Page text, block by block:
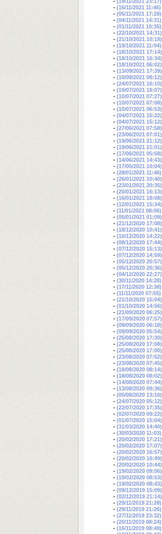
- (16/11/2021 11:46)
- (05/11/2021 17:28)
- (04/11/2021 14:31)
- (01/11/2021 10:35)
- (22/10/2021 14:31)
- (21/10/2021 10:18)
- (19/10/2021 11:04)
- (18/10/2021 17:14)
- (18/10/2021 16:34)
- (18/10/2021 06:02)
- (13/09/2021 17:39)
- (10/09/2021 08:12)
- (24/07/2021 16:10)
- (19/07/2021 18:07)
- (10/07/2021 07:27)
- (10/07/2021 07:08)
- (10/07/2021 06:53)
- (04/07/2021 15:22)
- (04/07/2021 15:12)
- (27/06/2021 07:58)
- (23/06/2021 07:01)
- (19/06/2021 21:12)
- (19/06/2021 21:01)
- (17/06/2021 05:58)
- (14/06/2021 14:43)
- (17/05/2021 10:04)
- (28/01/2021 11:46)
- (26/01/2021 10:40)
- (23/01/2021 20:35)
- (20/01/2021 16:13)
- (16/01/2021 18:08)
- (12/01/2021 15:34)
- (11/01/2021 08:06)
- (05/01/2021 01:09)
- (21/12/2020 17:08)
- (18/12/2020 10:41)
- (10/12/2020 14:22)
- (08/12/2020 17:44)
- (07/12/2020 15:13)
- (07/12/2020 14:59)
- (05/12/2020 20:57)
- (05/12/2020 20:36)
- (04/12/2020 22:27)
- (30/11/2020 14:28)
- (17/11/2020 12:38)
- (11/11/2020 07:55)
- (21/10/2020 15:04)
- (01/10/2020 14:56)
- (21/09/2020 06:25)
- (17/09/2020 07:57)
- (09/09/2020 06:18)
- (09/09/2020 05:54)
- (25/08/2020 17:30)
- (25/08/2020 17:08)
- (25/08/2020 17:00)
- (23/08/2020 07:52)
- (23/08/2020 07:45)
- (18/08/2020 08:14)
- (18/08/2020 08:02)
- (14/08/2020 07:44)
- (13/08/2020 09:36)
- (05/08/2020 13:16)
- (24/07/2020 05:12)
- (22/07/2020 17:35)
- (02/07/2020 09:22)
- (01/07/2020 15:04)
- (31/03/2020 14:40)
- (30/03/2020 11:03)
- (20/02/2020 17:21)
- (20/02/2020 17:07)
- (20/02/2020 16:57)
- (20/02/2020 16:49)
- (20/02/2020 10:44)
- (19/02/2020 09:06)
- (19/02/2020 08:53)
- (19/02/2020 08:43)
- (09/12/2019 15:09)
- (02/12/2019 21:14)
- (29/11/2019 21:28)
- (29/11/2019 21:26)
- (27/11/2019 23:32)
- (20/11/2019 08:24)
- (16/11/2019 08:49)